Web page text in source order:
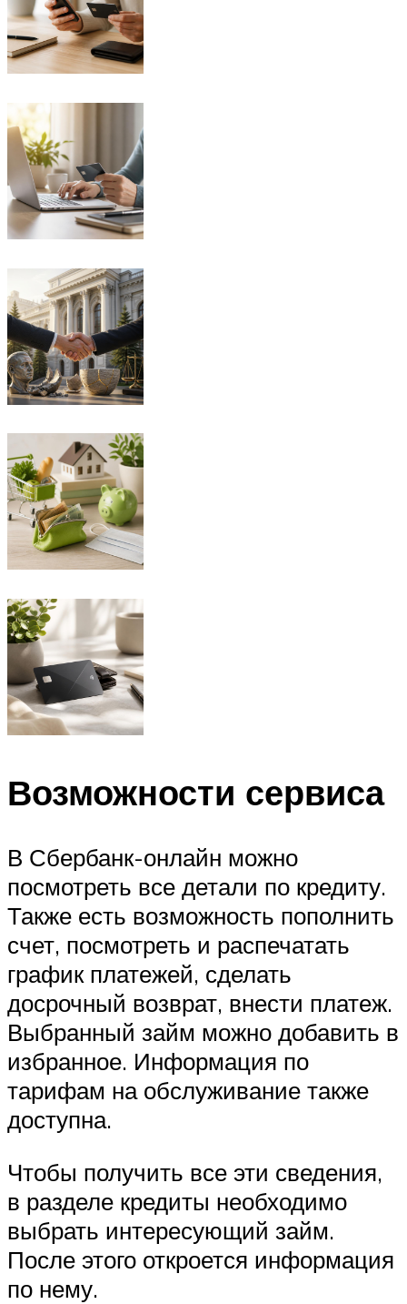
Возможности сервиса
В Сбербанк-онлайн можно
посмотреть все детали по кредиту.
Также есть возможность пополнить
счет, посмотреть и распечатать
график платежей, сделать
досрочный возврат, внести платеж.
Выбранный займ можно добавить в
избранное. Информация по
тарифам на обслуживание также
доступна.
Чтобы получить все эти сведения,
в разделе кредиты необходимо
выбрать интересующий займ.
После этого откроется информация
по нему.